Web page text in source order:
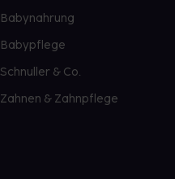
Babynahrung
Babypflege
Schnuller & Co.
Zahnen & Zahnpflege